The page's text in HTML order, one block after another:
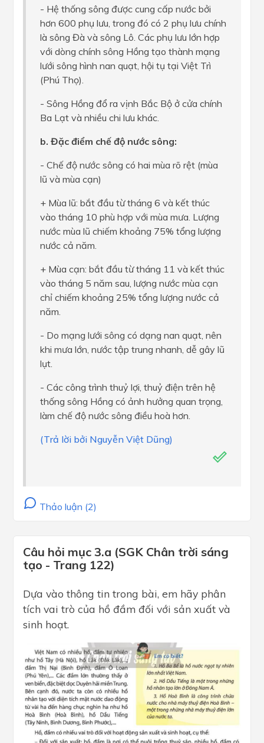
- Hệ thống sông được cung cấp nước bởi
hơn 600 phụ lưu, trong đó có 2 phụ lưu chính
là sông Đà và sông Lô. Các phụ lưu lớn hợp
với dòng chính sông Hồng tạo thành mạng
lưới sông hình nan quạt, hội tụ tại Việt Trì
(Phú Thọ).
- Sông Hồng đổ ra vịnh Bắc Bộ ở cửa chính
Ba Lạt và nhiều chi lưu khác.
b. Đặc điểm chế độ nước sông:
- Chế độ nước sông có hai mùa rõ rệt (mùa
lũ và mùa cạn)
+ Mùa lũ: bắt đầu từ tháng 6 và kết thúc
vào tháng 10 phù hợp với mùa mưa. Lượng
nước mùa lũ chiếm khoảng 75% tổng lượng
nước cả năm.
+ Mùa cạn: bắt đầu từ tháng 11 và kết thúc
vào tháng 5 năm sau, lượng nước mùa cạn
chỉ chiếm khoảng 25% tổng lượng nước cả
năm.
- Do mạng lưới sông có dạng nan quạt, nên
khi mưa lớn, nước tập trung nhanh, dễ gây lũ
lụt.
- Các công trình thuỷ lợi, thuỷ điện trên hệ
thống sông Hồng có ảnh hưởng quan trọng,
làm chế độ nước sông điều hoà hơn.
(Trả lời bởi Nguyễn Việt Dũng)
Thảo luận (2)
Câu hỏi mục 3.a (SGK Chân trời sáng
tạo - Trang 122)
Dựa vào thông tin trong bài, em hãy phân
tích vai trò của hồ đầm đối với sản xuất và
sinh hoạt.